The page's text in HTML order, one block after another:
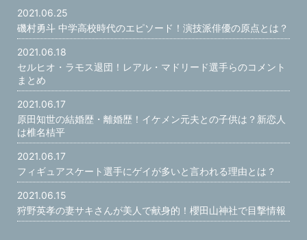
2021.06.25
磯村勇斗 中学高校時代のエピソード！演技派俳優の原点とは？
2021.06.18
セルヒオ・ラモス退団！レアル・マドリード選手らのコメント
まとめ
2021.06.17
原田知世の結婚歴・離婚歴！イケメン元夫との子供は？新恋人
は椎名桔平
2021.06.17
フィギュアスケート選手にゲイが多いと言われる理由とは？
2021.06.15
狩野英孝の妻サキさんが美人で献身的！櫻田山神社で目撃情報